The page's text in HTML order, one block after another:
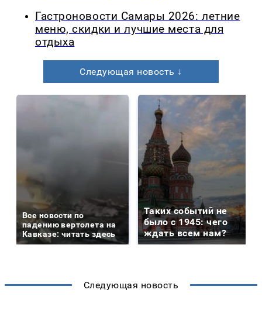
Гастроновости Самары 2026: летние
меню, скидки и лучшие места для
отдыха
Следующая новость ↓
Все новости по
падению вертолета на
Кавказе: читать здесь
Таких событий не
было с 1945: чего
ждать всем нам?
Следующая новость